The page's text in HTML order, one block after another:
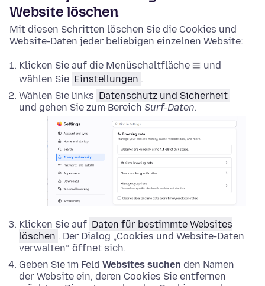
Website löschen
Mit diesen Schritten löschen Sie die Cookies und
Website-Daten jeder beliebigen einzelnen Website:
Klicken Sie auf die Menüschaltfläche
und
wählen Sie Einstellungen .
Wählen Sie links Datenschutz und Sicherheit
und gehen Sie zum Bereich Surf-Daten.
Klicken Sie auf Daten für bestimmte Websites
löschen . Der Dialog „Cookies und Website-Daten
verwalten“ öffnet sich.
Geben Sie im Feld Websites suchen den Namen
der Website ein, deren Cookies Sie entfernen